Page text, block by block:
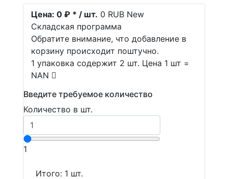
Цена: 0 ₽ * / шт. 0 RUB New
Складская программа
Обратите внимание, что добавление в
корзину происходит поштучно.
1 упаковка содержит 2 шт. Цена 1 шт =
NAN
Введите требуемое количество
Количество в шт.
1
Итого: 1 шт.